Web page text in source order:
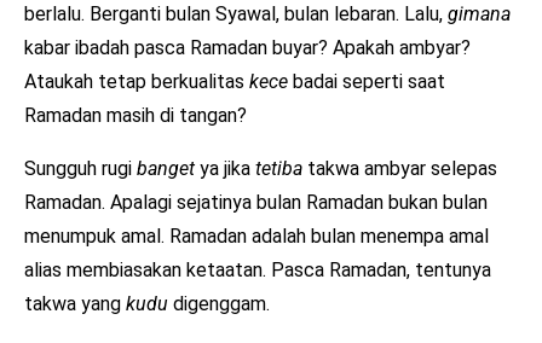
berlalu. Berganti bulan Syawal, bulan lebaran. Lalu, gimana
kabar ibadah pasca Ramadan buyar? Apakah ambyar?
Ataukah tetap berkualitas kece badai seperti saat
Ramadan masih di tangan?
Sungguh rugi banget ya jika tetiba takwa ambyar selepas
Ramadan. Apalagi sejatinya bulan Ramadan bukan bulan
menumpuk amal. Ramadan adalah bulan menempa amal
alias membiasakan ketaatan. Pasca Ramadan, tentunya
takwa yang kudu digenggam.